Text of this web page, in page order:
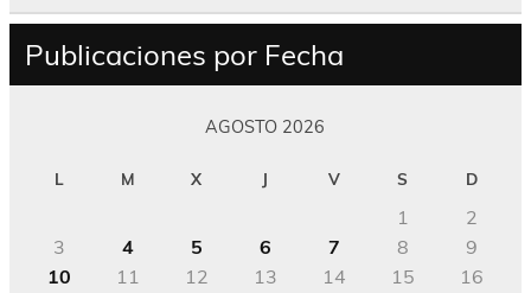
Publicaciones por Fecha
AGOSTO 2026
L M X J V S D
1
2
3
4 5 6 7 8
9
10
11 12 13 14 15
16